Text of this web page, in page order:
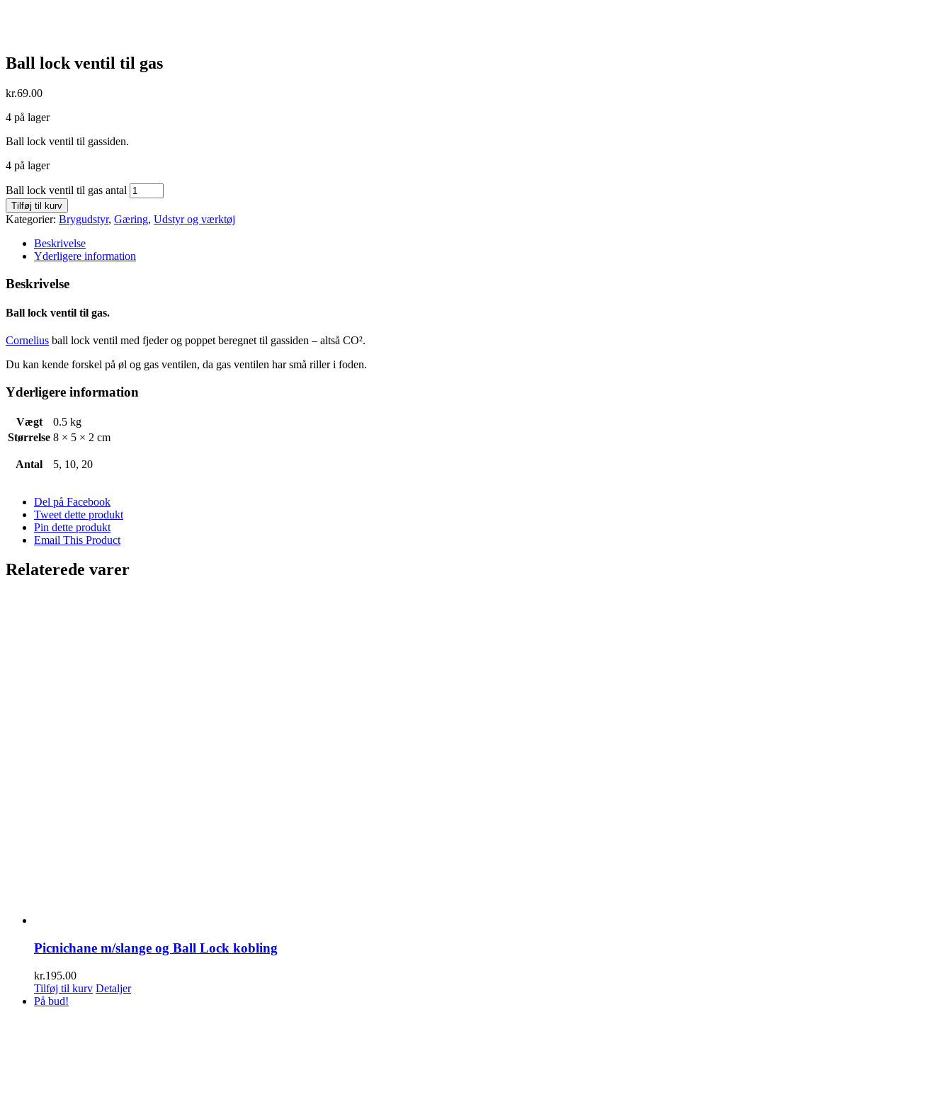
Ball lock ventil til gas
kr.69.00
4 på lager
Ball lock ventil til gassiden.
4 på lager
Ball lock ventil til gas antal
Tilføj til kurv
Kategorier: Brygudstyr, Gæring, Udstyr og værktøj
Beskrivelse
Yderligere information
Beskrivelse
Ball lock ventil til gas.
Cornelius ball lock ventil med fjeder og poppet beregnet til gassiden – altså CO².
Du kan kende forskel på øl og gas ventilen, da gas ventilen har små riller i foden.
Yderligere information
Vægt
0.5 kg
Størrelse 8 × 5 × 2 cm
Antal 5, 10, 20
Del på Facebook
Tweet dette produkt
Pin dette produkt
Email This Product
Relaterede varer
Picnichane m/slange og Ball Lock kobling
kr.195.00
Tilføj til kurv Detaljer
På bud!